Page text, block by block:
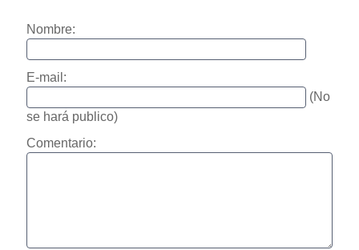
Nombre:
E-mail:
(No
se hará publico)
Comentario: